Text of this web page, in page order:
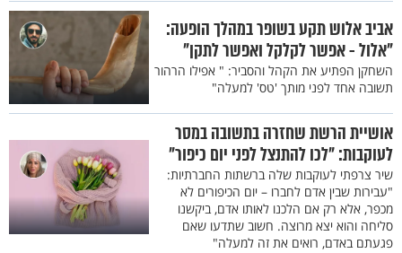
אביב אלוש תקע בשופר במהלך הופעה:
"אלול - אפשר לקלקל ואפשר לתקן"
השחקן הפתיע את הקהל והסביר: " אפילו הרהור
תשובה אחד לפני מותך 'טס' למעלה"
אושיית הרשת שחזרה בתשובה במסר
לעוקבות: "לכו להתנצל לפני יום כיפור"
שיר צרפתי לעוקבות שלה ברשתות החברתיות:
"עבירות שבין אדם לחברו – יום הכיפורים לא
מכפר, אלא רק אם הלכנו לאותו אדם, ביקשנו
סליחה והוא יצא מרוצה. חשוב שתדעו שאם
פגעתם באדם, רואים את זה למעלה"